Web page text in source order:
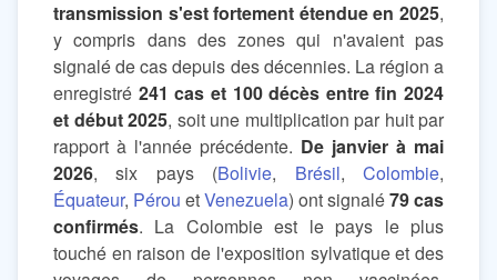
transmission s'est fortement étendue en 2025,
y compris dans des zones qui n'avaient pas
signalé de cas depuis des décennies. La région a
enregistré 241 cas et 100 décès entre fin 2024
et début 2025, soit une multiplication par huit par
rapport à l'année précédente. De janvier à mai
2026, six pays (Bolivie, Brésil,Colombie,
Équateur, Pérou etVenezuela) ont signalé79 cas
confirmés. La Colombie est le pays le plus
touché en raison de l'exposition sylvatique et des